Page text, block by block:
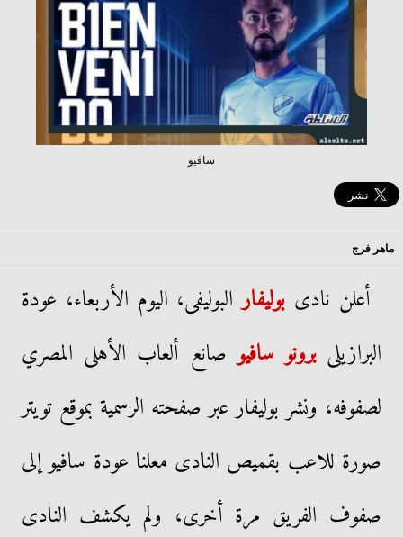
سافيو
ماهر فرج
أعلن نادى بوليفارالبوليفى، اليوم الأربعاء، عودة
البرازيلىبرونو سافيوصانع ألعاب الأهلى المصري
لصفوفه، ونشر بوليفار عبر صفحته الرسمية بموقع تويتر
صورة للاعب بقميص النادى معلنا عودة سافيو إلى
صفوف الفريق مرة أخرى، ولم يكشف النادى